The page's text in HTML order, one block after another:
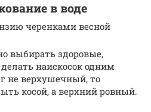
в воде
черенками весной
выбирать здоровые,
наискосок одним
не верхушечный, то
косой, а верхний ровный.